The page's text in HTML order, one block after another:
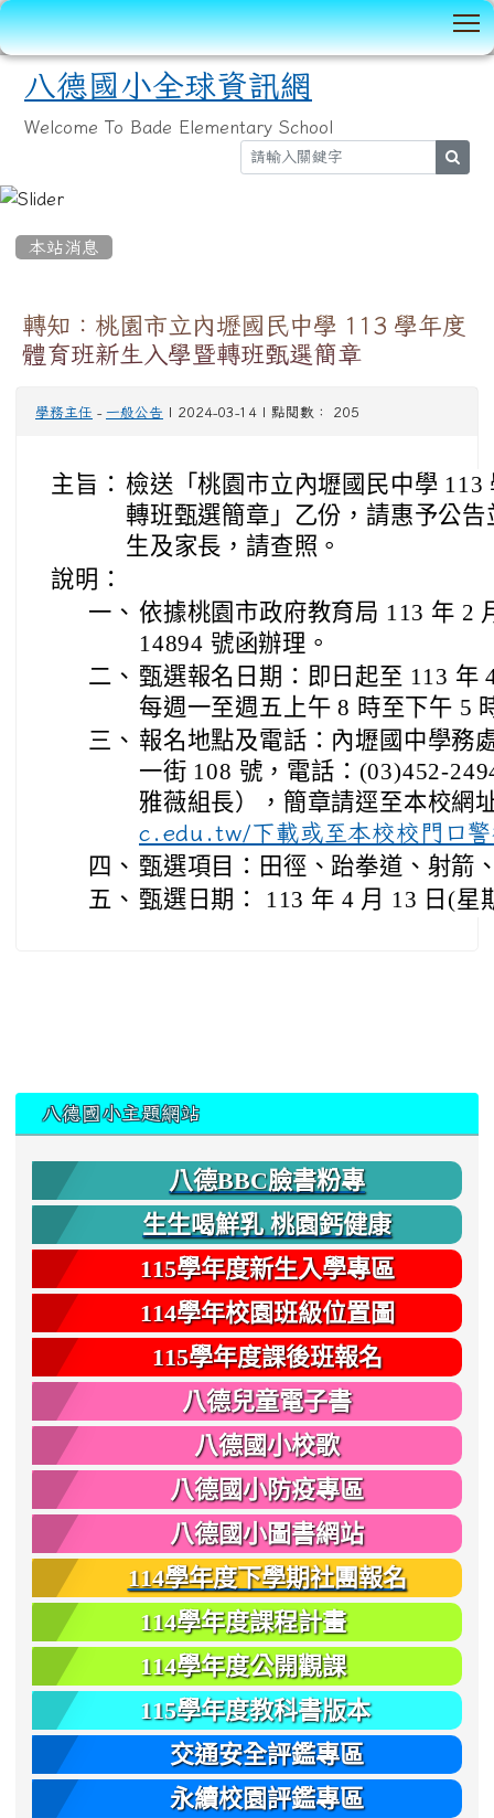
八德國小全球資訊網
Welcome To Bade Elementary School
本站消息
轉知：桃園市立內壢國民中學 113 學年度
體育班新生入學暨轉班甄選簡章
學務主任 - 一般公告 | 2024-03-14 | 點閱數： 205
主旨： 檢送「桃園市立內壢國民中學
轉班甄選簡章」乙份，請惠予公
生及家長，請查照。
說明：
一、 依據桃園市政府教育局 113 年 2
14894 號函辦理。
二、 甄選報名日期：即日起至 113 年
每週一至週五上午 8 時至下午 5
三、 報名地點及電話：內壢國中學務
一街 108 號，電話：(03)452-
雅薇組長），簡章請逕至本校網
c.edu.tw/下載或至本校校門口
四、 甄選項目：田徑、跆拳道、射箭
五、 甄選日期： 113 年 4 月 13 日(星
八德國小主題網站
八德BBC臉書粉專
生生喝鮮乳 桃園鈣健康
115學年度新生入學專區
114學年校園班級位置圖
115學年度課後班報名
八德兒童電子書
八德國小校歌
八德國小防疫專區
八德國小圖書網站
114學年度下學期社團報名
114學年度課程計畫
114學年度公開觀課
115學年度教科書版本
交通安全評鑑專區
永續校園評鑑專區